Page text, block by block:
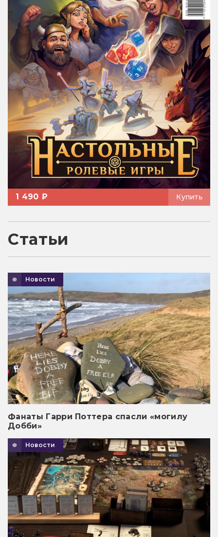
1 490 ₽ Купить
Статьи
Новости
Фанаты Гарри Поттера спасли «могилу
Добби»
Новости